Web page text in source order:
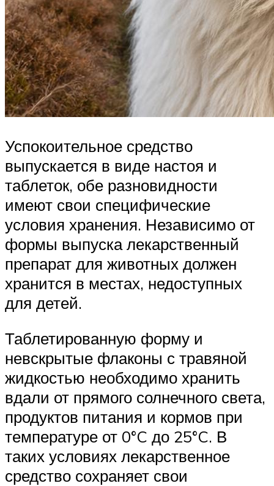
Успокоительное средство
выпускается в виде настоя и
таблеток, обе разновидности
имеют свои специфические
условия хранения. Независимо от
формы выпуска лекарственный
препарат для животных должен
хранится в местах, недоступных
для детей.
Таблетированную форму и
невскрытые флаконы с травяной
жидкостью необходимо хранить
вдали от прямого солнечного света,
продуктов питания и кормов при
температуре от 0°C до 25°C. В
таких условиях лекарственное
средство сохраняет свои